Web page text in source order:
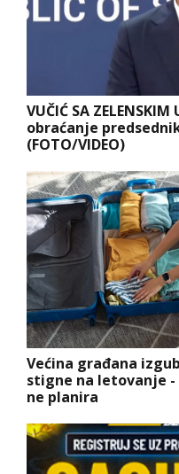
VUČIĆ SA
obraćanje
(FOTO/VIDEO)
Većina građana
stigne na letovanje
ne planira